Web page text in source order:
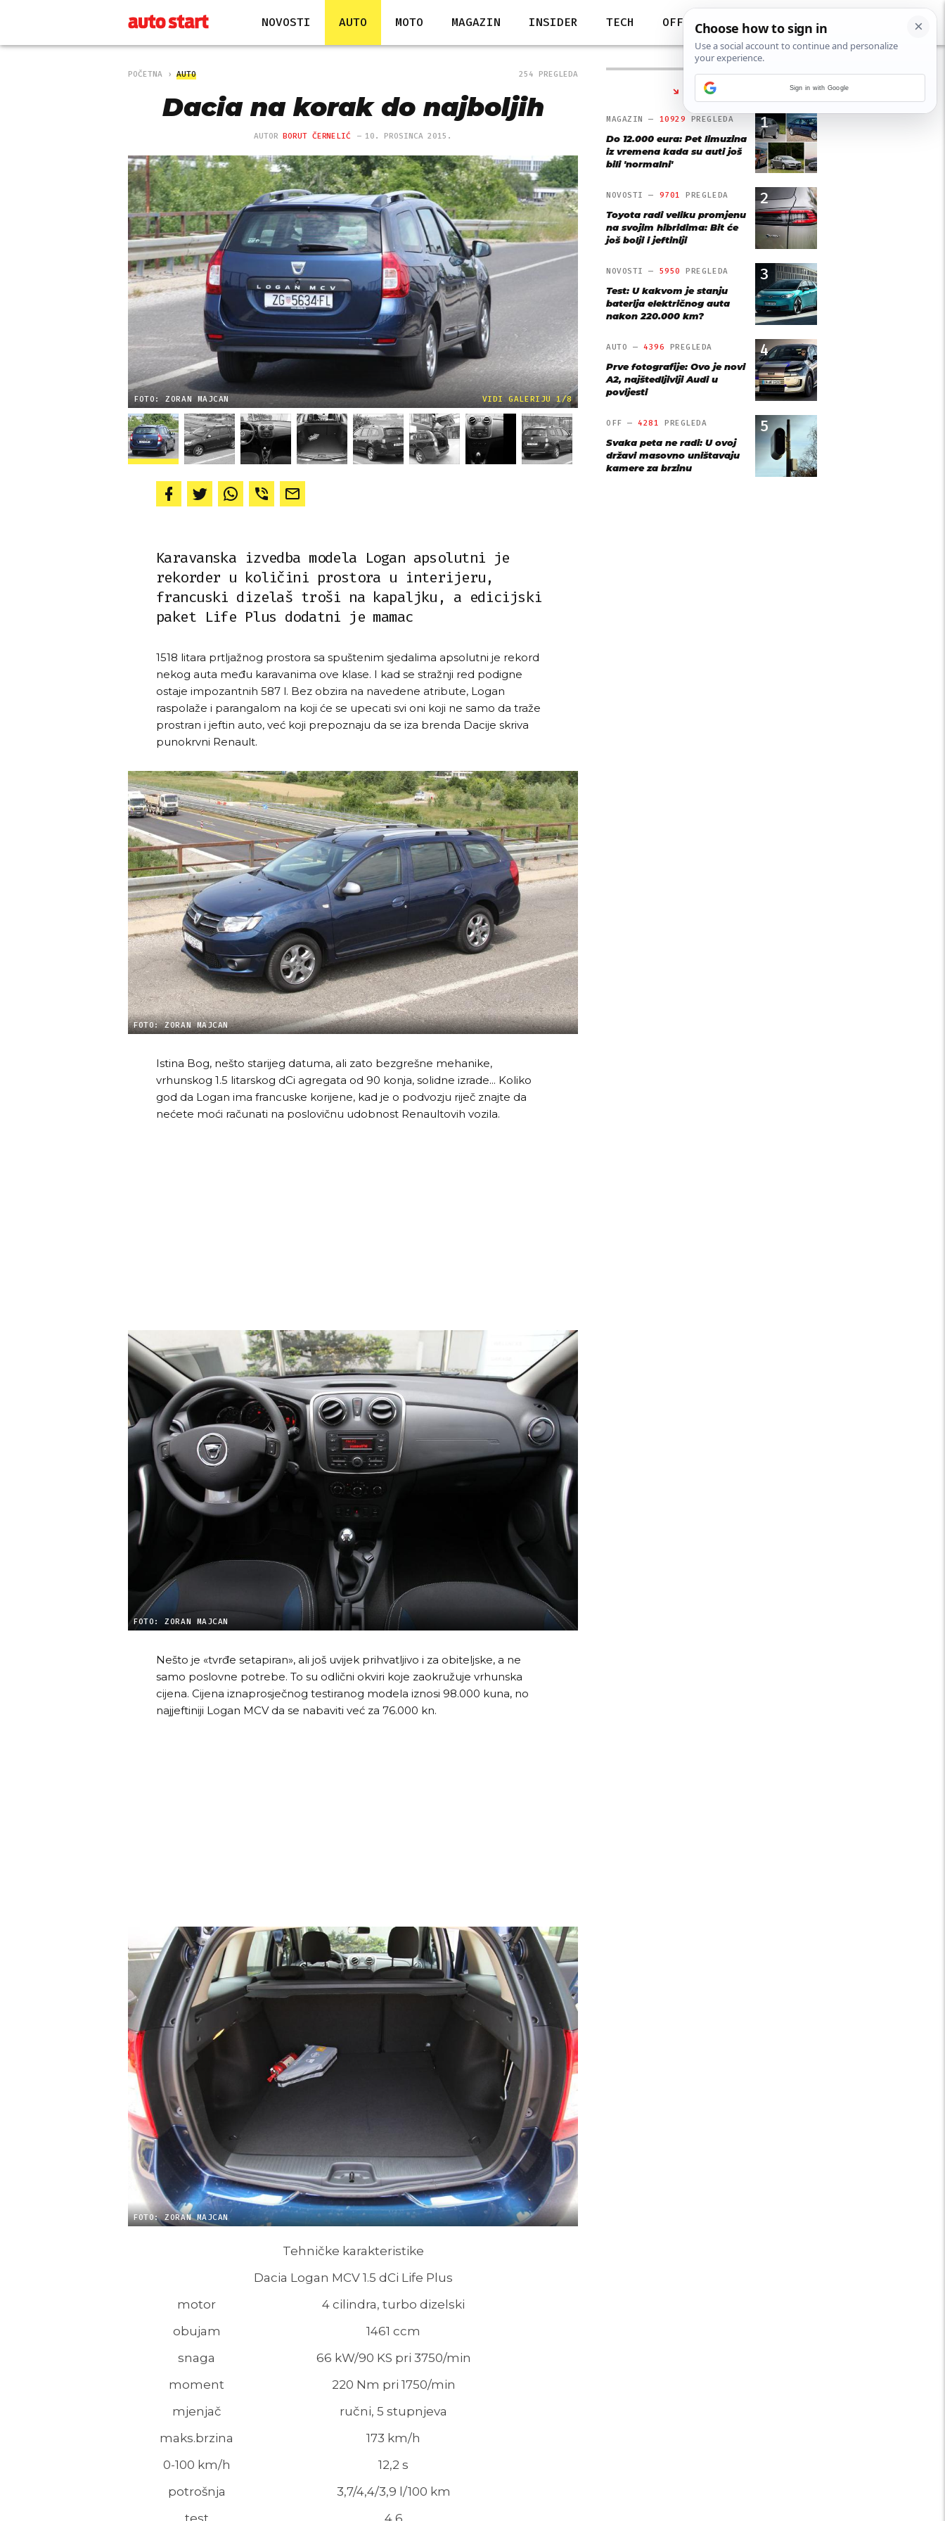
NOVOSTI AUTO MOTO MAGAZIN INSIDER TECH OFF
POČETNA AUTO 254 PREGLEDA
Dacia na korak do najboljih
AUTORBORUT ČERNELIĆ 10. PROSINCA 2015.
FOTO: ZORAN MAJCAN VIDI GALERIJU 1/8
Karavanska izvedba modela Logan apsolutni je
rekorder u količini prostora u interijeru,
francuski dizelaš troši na kapaljku, a edicijski
paket Life Plus dodatni je mamac
1518 litara prtljažnog prostora sa spuštenim sjedalima apsolutni je rekord
nekog auta među karavanima ove klase. I kad se stražnji red podigne
ostaje impozantnih 587 l. Bez obzira na navedene atribute, Logan
raspolaže i parangalom na koji će se upecati svi oni koji ne samo da traže
prostran i jeftin auto, već koji prepoznaju da se iza brenda Dacije skriva
punokrvni Renault.
FOTO: ZORAN MAJCAN
Istina Bog, nešto starijeg datuma, ali zato bezgrešne mehanike,
vrhunskog 1.5 litarskog dCi agregata od 90 konja, solidne izrade... Koliko
god da Logan ima francuske korijene, kad je o podvozju riječ znajte da
nećete moći računati na poslovičnu udobnost Renaultovih vozila.
FOTO: ZORAN MAJCAN
Nešto je «tvrđe setapiran», ali još uvijek prihvatljivo i za obiteljske, a ne
samo poslovne potrebe. To su odlični okviri koje zaokružuje vrhunska
cijena. Cijena iznaprosječnog testiranog modela iznosi 98.000 kuna, no
najjeftiniji Logan MCV da se nabaviti već za 76.000 kn.
FOTO: ZORAN MAJCAN
Tehničke karakteristike
Dacia Logan MCV 1.5 dCi Life Plus
motor
4 cilindra, turbo dizelski
obujam
1461 ccm
snaga
66 kW/90 KS pri 3750/min
moment
220 Nm pri 1750/min
mjenjač
ručni, 5 stupnjeva
maks.brzina
173 km/h
0-100 km/h
12,2 s
potrošnja
3,7/4,4/3,9 l/100 km
test
4,6
NAJČITANIJE
1
MAGAZIN — 10929 PREGLEDA
Do 12.000 eura: Pet limuzina
iz vremena kada su auti još
bili 'normalni'
2
NOVOSTI — 9701 PREGLEDA
Toyota radi veliku promjenu
na svojim hibridima: Bit će
još bolji i jeftiniji
3
NOVOSTI — 5950 PREGLEDA
Test: U kakvom je stanju
baterija električnog auta
nakon 220.000 km?
4
AUTO — 4396 PREGLEDA
Prve fotografije: Ovo je novi
A2, najštedljiviji Audi u
povijesti
5
OFF —4281 PREGLEDA
Svaka peta ne radi: U ovoj
državi masovno uništavaju
kamere za brzinu
Sign in with Google